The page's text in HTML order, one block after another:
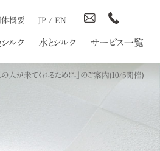
体概要 JP /EN
ルク 水とシルク サービス一覧
人が来てくれるために-」のご案内(10/5開催)